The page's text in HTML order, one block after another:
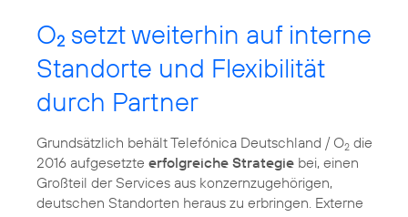
O2 setzt weiterhin auf interne
Standorte und Flexibilität
durch Partner
Grundsätzlich behält Telefónica Deutschland / O2 die
2016 aufgesetzte erfolgreiche Strategie bei, einen
Großteil der Services aus konzernzugehörigen,
deutschen Standorten heraus zu erbringen. Externe